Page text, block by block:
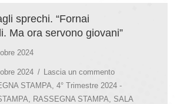
sprechi. “Fornai
Ma ora servono giovani”
2024
2024
Lascia un commento
STAMPA 4° Trimestre 2024 -
RASSEGNA STAMPA
SALA